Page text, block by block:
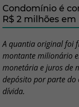
Condomínio é
R$ 2 milhões
A quantia original foi
montante milionário
monetária e juros de
depósito por parte
dívida.